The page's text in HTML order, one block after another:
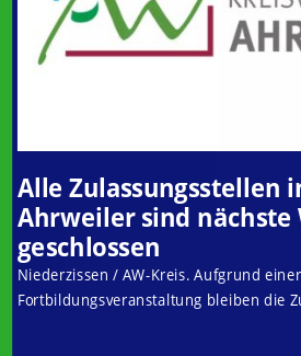
Alle Zulassungsstellen
Ahrweiler sind nächste
geschlossen
Niederzissen / AW-Kreis. Aufgrund einer
Fortbildungsveranstaltung bleiben die